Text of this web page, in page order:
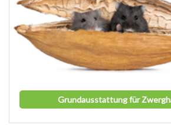
Grundausstattung für